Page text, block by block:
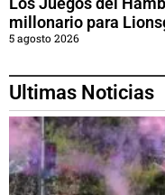
millonario para
5 agosto 2026
Ultimas Noticias